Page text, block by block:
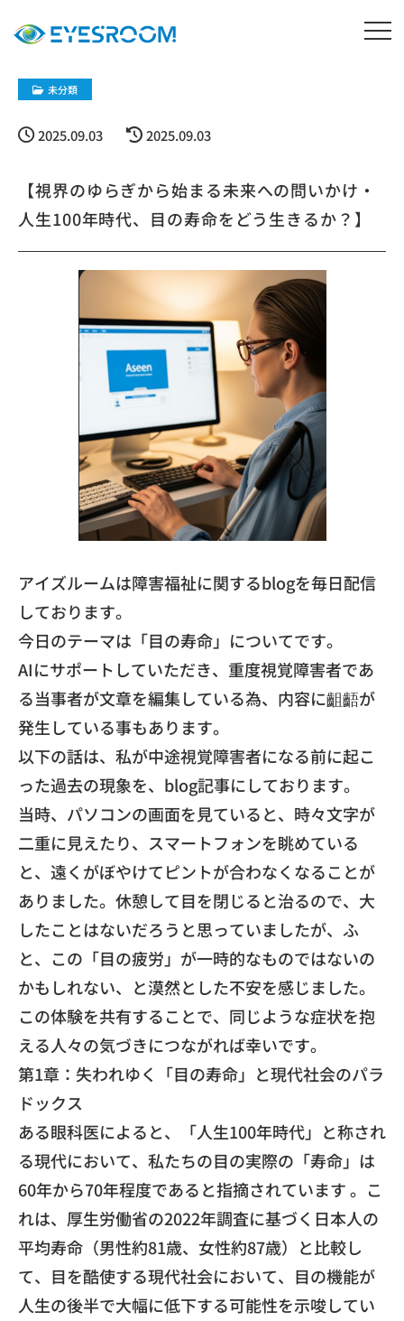
未分類
2025.09.03 2025.09.03
【視界のゆらぎから始まる未来への問いかけ・
人生100年時代、目の寿命をどう生きるか？】
アイズルームは障害福祉に関するblogを毎日配信
しております。
今日のテーマは「目の寿命」についてです。
AIにサポートしていただき、重度視覚障害者であ
る当事者が文章を編集している為、内容に齟齬が
発生している事もあります。
以下の話は、私が中途視覚障害者になる前に起こ
った過去の現象を、blog記事にしております。
当時、パソコンの画面を見ていると、時々文字が
二重に見えたり、スマートフォンを眺めている
と、遠くがぼやけてピントが合わなくなることが
ありました。休憩して目を閉じると治るので、大
したことはないだろうと思っていましたが、ふ
と、この「目の疲労」が一時的なものではないの
かもしれない、と漠然とした不安を感じました。
この体験を共有することで、同じような症状を抱
える人々の気づきにつながれば幸いです。
第1章：失われゆく「目の寿命」と現代社会のパラ
ドックス
ある眼科医によると、「人生100年時代」と称され
る現代において、私たちの目の実際の「寿命」は
60年から70年程度であると指摘されています 。こ
れは、厚生労働省の2022年調査に基づく日本人の
平均寿命（男性約81歳、女性約87歳）と比較し
て、目を酷使する現代社会において、目の機能が
人生の後半で大幅に低下する可能性を示唆してい